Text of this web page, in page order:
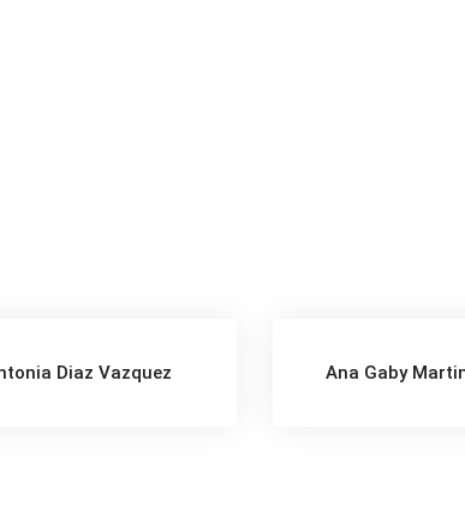
Diaz Vazquez Ana Gaby